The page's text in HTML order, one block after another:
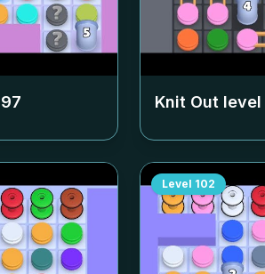
97 Knit Out level
Level 102